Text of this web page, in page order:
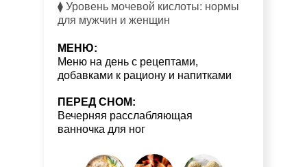
МЕНЮ:
Меню на день с рецептами,
добавками к рациону и напитками
ПЕРЕД СНОМ:
Вечерняя расслабляющая
ванночка для ног
⧫ Уровень мочевой кислоты: нормы
для мужчин и женщин